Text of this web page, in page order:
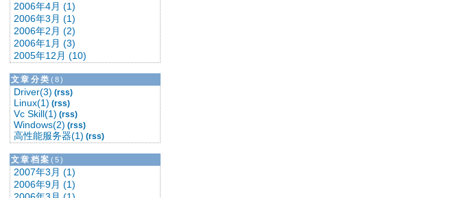
2006年4月 (1)
2006年3月 (1)
2006年2月 (2)
2006年1月 (3)
2005年12月 (10)
文章分类 (8)
Driver(3) (rss)
Linux(1) (rss)
Vc Skill(1) (rss)
Windows(2) (rss)
高性能服务器(1) (rss)
文章档案 (5)
2007年3月 (1)
2006年9月 (1)